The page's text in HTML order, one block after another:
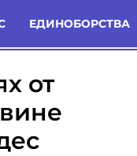
ЕДИНОБОРСТВА
от